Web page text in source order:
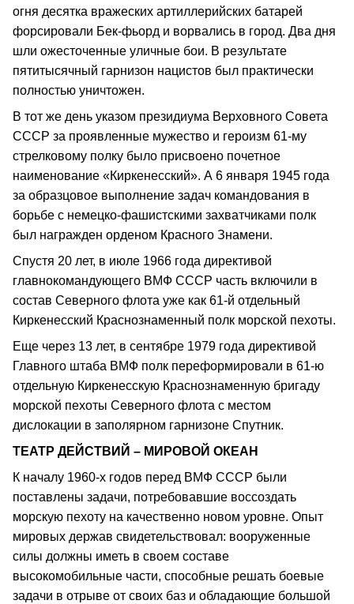
огня десятка вражеских артиллерийских батарей
форсировали Бек-фьорд и ворвались в город. Два дня
шли ожесточенные уличные бои. В результате
пятитысячный гарнизон нацистов был практически
полностью уничтожен.
В тот же день указом президиума Верховного Совета
СССР за проявленные мужество и героизм 61-му
стрелковому полку было присвоено почетное
наименование «Киркенеcский». А 6 января 1945 года
за образцовое выполнение задач командования в
борьбе с немецко-фашистскими захватчиками полк
был награжден орденом Красного Знамени.
Спустя 20 лет, в июле 1966 года директивой
главнокомандующего ВМФ СССР часть включили в
состав Северного флота уже как 61-й отдельный
Киркенесский Краснознаменный полк морской пехоты.
Еще через 13 лет, в сентябре 1979 года директивой
Главного штаба ВМФ полк переформировали в 61-ю
отдельную Киркенесскую Краснознаменную бригаду
морской пехоты Северного флота с местом
дислокации в заполярном гарнизоне Спутник.
ТЕАТР ДЕЙСТВИЙ – МИРОВОЙ ОКЕАН
К началу 1960-х годов перед ВМФ СССР были
поставлены задачи, потребовавшие воссоздать
морскую пехоту на качественно новом уровне. Опыт
мировых держав свидетельствовал: вооруженные
силы должны иметь в своем составе
высокомобильные части, способные решать боевые
задачи в отрыве от своих баз и обладающие большой